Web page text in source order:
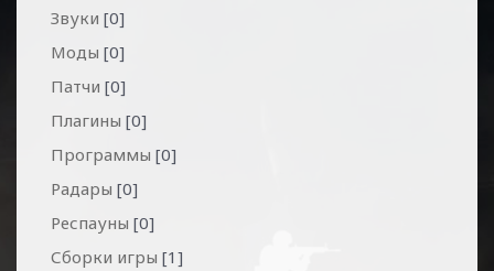
Звуки [0]
Моды [0]
Патчи [0]
Плагины [0]
Программы [0]
Радары [0]
Респауны [0]
Сборки игры [1]